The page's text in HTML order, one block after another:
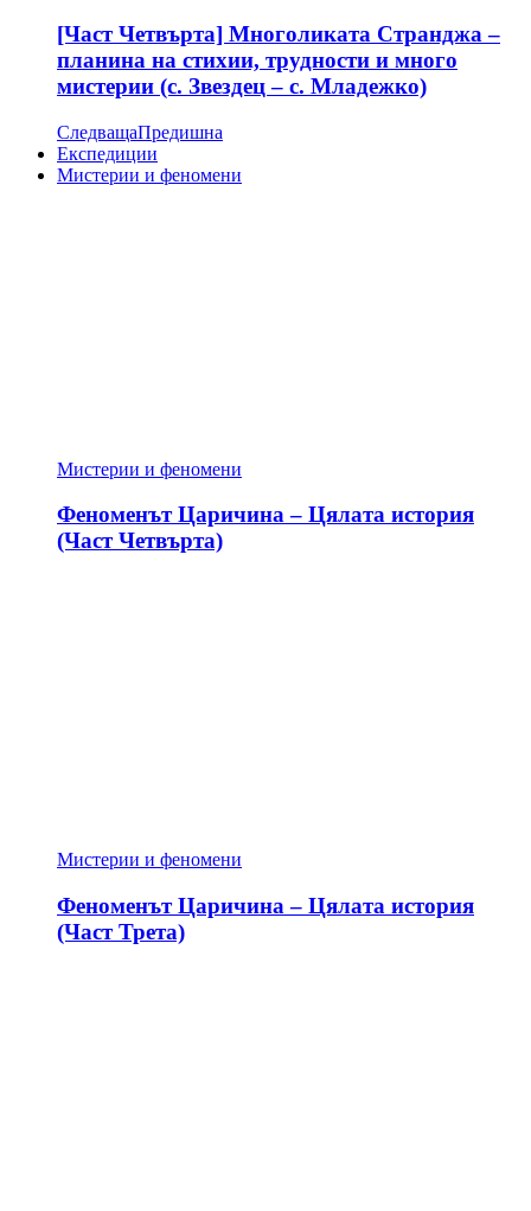
[Част Четвърта] Многоликата Странджа –
планина на стихии, трудности и много
мистерии (с. Звездец – с. Младежко)
СледващаПредишна
Експедиции
Мистерии и феномени
Мистерии и феномени
Феноменът Царичина – Цялата история
(Част Четвърта)
Мистерии и феномени
Феноменът Царичина – Цялата история
(Част Трета)